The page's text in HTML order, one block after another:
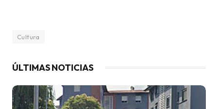
Cultura
ÚLTIMAS NOTICIAS